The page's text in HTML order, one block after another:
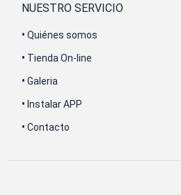
NUESTRO SERVICIO
• Quiénes somos
• Tienda On-line
• Galeria
• Instalar APP
• Contacto